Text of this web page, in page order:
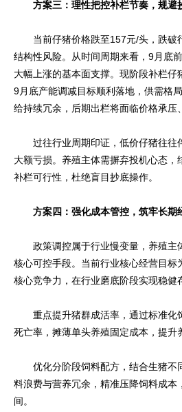
方案三：理性把控补栏节奏，规避
当前仔猪价格跌至157元/头，跌破
结构性风险。从时间周期来看，9月底
大幅上涨的基本面支撑。现阶段补栏
9月底产能调减目标顺利落地，供需格
给持续冗余，后期出栏将面临价格承压
过往行业周期印证，低价仔猪往往
大额亏损。养殖主体需摒弃投机心态
补栏可行性，杜绝盲目抄底操作。
方案四：强化成本管控，筑牢长期
政策调控属于行业慢变量，养殖主
核心可控手段。当前行业核心经营目
核心竞争力，在行业磨底阶段实现稳健
重点提升猪群成活率，通过标准化
死亡率，摊薄单头养殖固定成本，提升
优化分阶段饲料配方，结合生猪不
料浪费与营养冗余，精准压降饲料成
间。